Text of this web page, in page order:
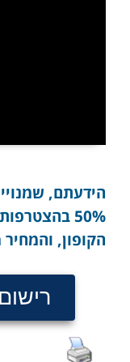
הידעתם,
50%
הקופון,